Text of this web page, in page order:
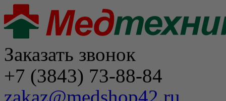
Заказать звонок
+7 (3843) 73-88-84